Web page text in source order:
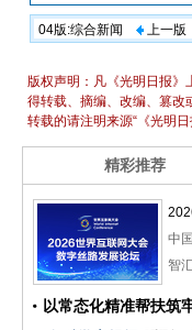
04版:综合新闻 上一版